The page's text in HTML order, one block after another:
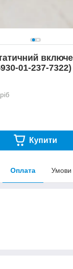
01-237-7322)
Купити
Оплата Умови